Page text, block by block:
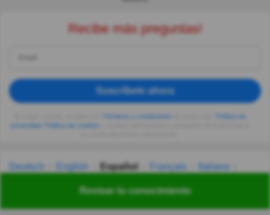
Revisar tu conocimiento
Recibe más preguntas!
Suscríbete ahora
privacidad
Deutsch English Español Français
Italiano
Українська हिन्दी 한국어 汉语